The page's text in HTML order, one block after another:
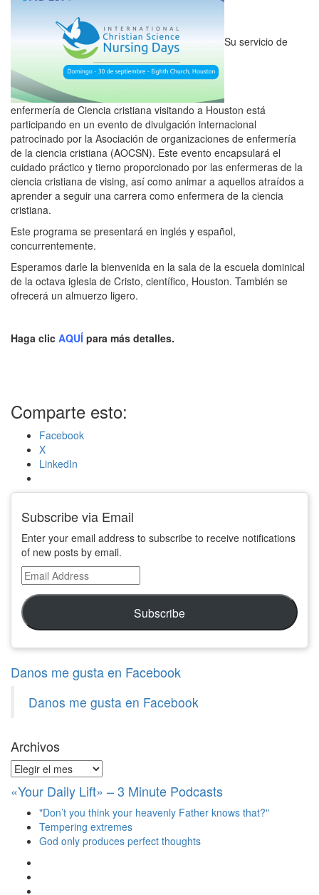
Su servicio de
enfermería de Ciencia cristiana visitando a Houston está
participando en un evento de divulgación internacional
patrocinado por la Asociación de organizaciones de enfermería
de la ciencia cristiana (AOCSN). Este evento encapsulará el
cuidado práctico y tierno proporcionado por las enfermeras de la
ciencia cristiana de vising, así como animar a aquellos atraídos a
aprender a seguir una carrera como enfermera de la ciencia
cristiana.
Este programa se presentará en inglés y español,
concurrentemente.
Esperamos darle la bienvenida en la sala de la escuela dominical
de la octava iglesia de Cristo, científico, Houston. También se
ofrecerá un almuerzo ligero.
Haga clic AQUÍ para más detalles.
Comparte esto:
Facebook
X
LinkedIn
Subscribe via Email
Enter your email address to subscribe to receive notifications
of new posts by email.
Email
Address
Subscribe
Danos me gusta en Facebook
Danos me gusta en Facebook
Archivos
Archivos
«Your Daily Lift» – 3 Minute Podcasts
"Don’t you think your heavenly Father knows that?"
Tempering extremes
God only produces perfect thoughts